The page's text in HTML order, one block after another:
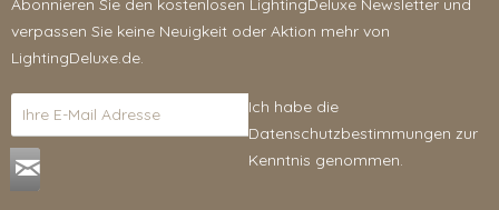
verpassen Sie keine Neuigkeit oder Aktion mehr von
LightingDeluxe.de.
Ich habe die
Datenschutzbestimmungen zur
Kenntnis genommen.